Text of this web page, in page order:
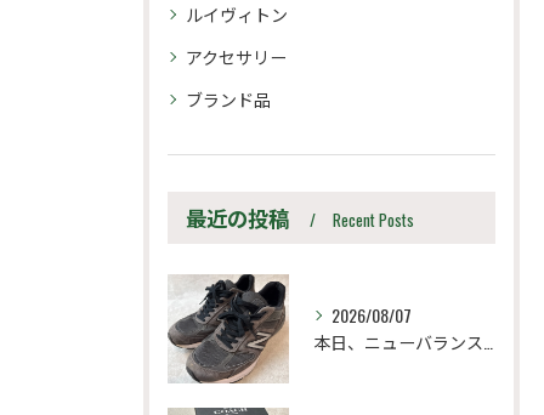
ルイヴィトン
アクセサリー
ブランド品
最近の投稿 Recent Posts
2026/08/07